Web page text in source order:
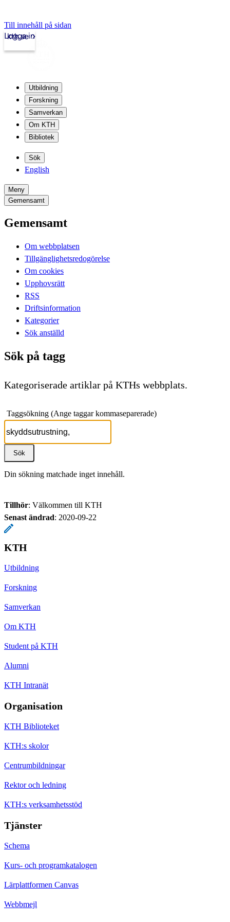
Till innehåll på sidan
kth.se
Logga in
Utbildning
Forskning
Samverkan
Om KTH
Bibliotek
Sök
English
Meny
Gemensamt
Gemensamt
Om webbplatsen
Tillgänglighetsredogörelse
Om cookies
Upphovsrätt
RSS
Driftsinformation
Kategorier
Sök anställd
Sök på tagg
Kategoriserade artiklar på KTHs webbplats.
Taggsökning (Ange taggar kommaseparerade)
Din sökning matchade inget innehåll.
Tillhör: Välkommen till KTH
Senast ändrad: 2020-09-22
KTH
Utbildning
Forskning
Samverkan
Om KTH
Student på KTH
Alumni
KTH Intranät
Organisation
KTH Biblioteket
KTH:s skolor
Centrumbildningar
Rektor och ledning
KTH:s verksamhetsstöd
Tjänster
Schema
Kurs- och programkatalogen
Lärplattformen Canvas
Webbmejl